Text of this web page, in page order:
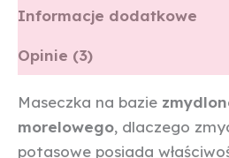
Informacje dodatkowe
Opinie (3)
Maseczka na bazie
morelowego, dlaczego
potasowe posiada